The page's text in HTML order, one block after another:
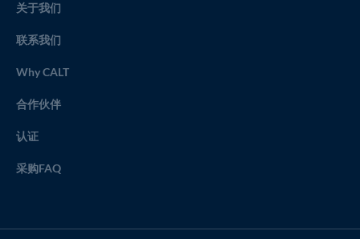
关于我们
联系我们
Why CALT
合作伙伴
认证
采购FAQ